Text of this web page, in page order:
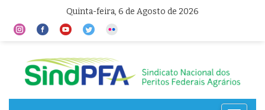
Quinta-feira, 6 de Agosto de 2026